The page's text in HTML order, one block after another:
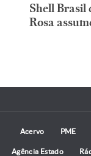
Shell Brasil
Rosa
Acervo PME
Agência Estado